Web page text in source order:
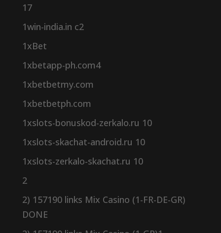
17
1win-india.in c2
1xBet
1xbetapp-ph.com4
1xbetbetmy.com
1xbetbetph.com
1xslots-bonuskod-zerkalo.ru 10
1xslots-skachat-android.ru 10
1xslots-zerkalo-skachat.ru 10
2
2) 157190 links Mix Casino (1-FR-DE-GR)
DONE